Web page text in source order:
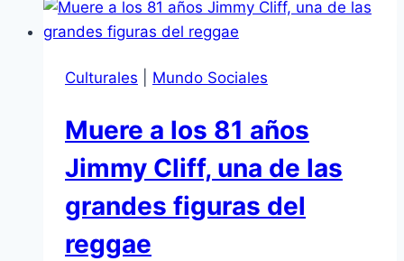
Culturales Mundo Sociales
Muere a los 81 años
Jimmy Cliff, una de las
grandes figuras del
reggae